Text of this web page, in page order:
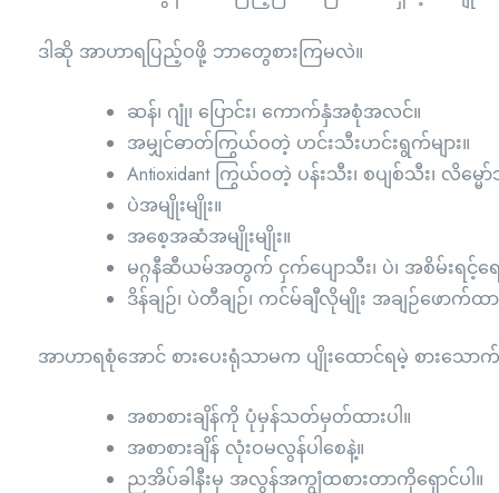
ဒါဆို အာဟာရပြည့်ဝဖို့ ဘာတွေစားကြမလဲ။
ဆန်၊ ဂျုံ၊ ပြောင်း၊ ကောက်နှံအစုံအလင်။
အမျှင်ဓာတ်ကြွယ်ဝတဲ့ ဟင်းသီးဟင်းရွက်များ။
Antioxidant ကြွယ်ဝတဲ့ ပန်းသီး၊ စပျစ်သီး၊ လိမ္မ
ပဲအမျိုးမျိုး။
အစေ့အဆံအမျိုးမျိုး။
မဂ္ဂနီဆီယမ်အတွက် ငှက်ပျောသီး၊ ပဲ၊ အစိမ်းရင့်ရ
ဒိန်ချဉ်၊ ပဲတီချဉ်၊ ကင်မ်ချီလိုမျိုး အချဉ်ဖောက်ထ
အာဟာရစုံအောင် စားပေးရုံသာမက ပျိုးထောင်ရမဲ့ စား
အစာစားချိန်ကို ပုံမှန်သတ်မှတ်ထားပါ။
အစာစားချိန် လုံးဝမလွန်ပါစေနဲ့။
ညအိပ်ခါနီးမှ အလွန်အကျွံထစားတာကိုရှောင်ပါ။